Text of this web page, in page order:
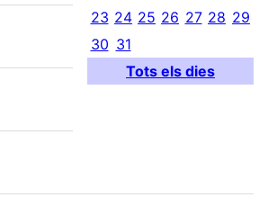
23 24 25 26 27 28 29
30 31
Tots els dies